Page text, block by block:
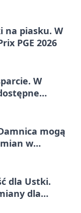
na piasku. W
PGE 2026
W
mogą
w
dla Ustki.
dla